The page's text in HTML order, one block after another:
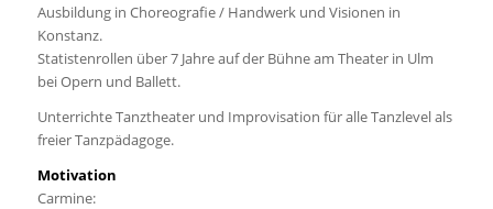
Ausbildung in Choreografie / Handwerk und Visionen in
Konstanz.
Statistenrollen über 7 Jahre auf der Bühne am Theater in Ulm
bei Opern und Ballett.
Unterrichte Tanztheater und Improvisation für alle Tanzlevel als
freier Tanzpädagoge.
Motivation
Carmine: